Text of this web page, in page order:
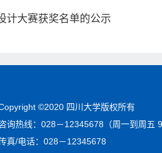
计大赛获奖名单的公示
©2020 四川大学版权所有
询热线：028－12345678（周一到周五 9
真/电话：028－12345678